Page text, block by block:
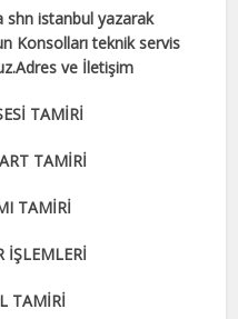
shn istanbul yazarak
Konsolları teknik servis
ve İletişim
TAMİRİ
TAMİRİ
TAMİRİ
İŞLEMLERİ
TAMİRİ